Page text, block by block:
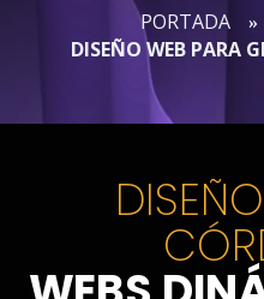
PORTADA »
DISEÑO WEB PARA